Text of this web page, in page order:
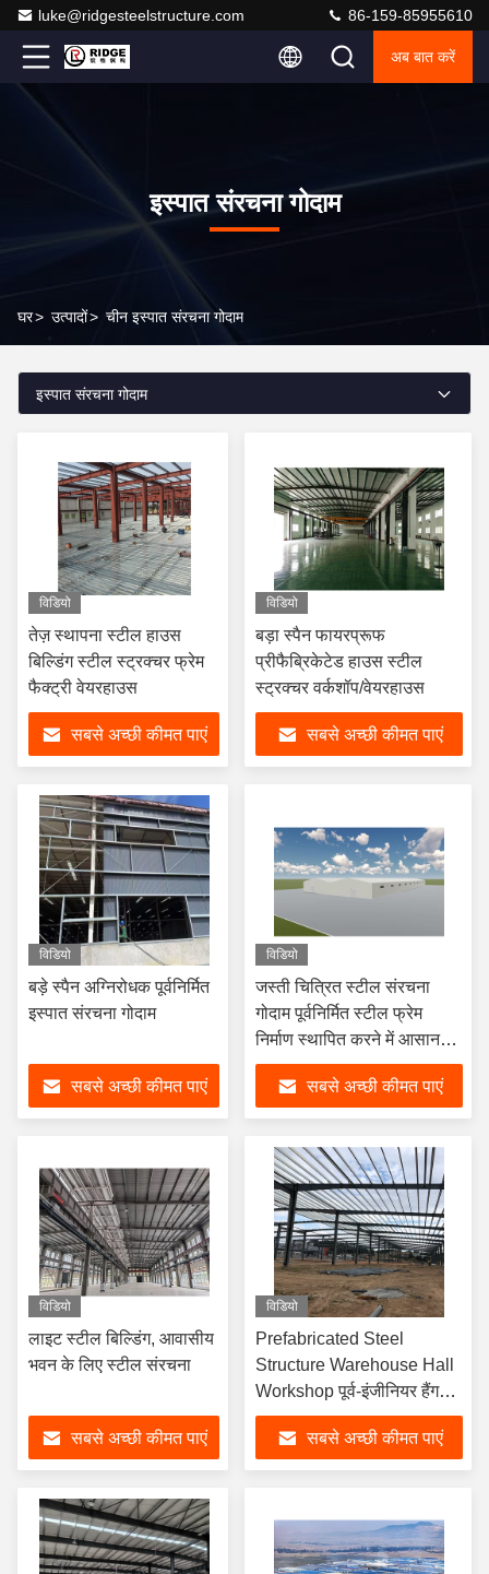
luke@ridgesteelstructure.com 86-159-85955610
अब बात करें
इस्पात संरचना गोदाम
घर> उत्पादों> चीन इस्पात संरचना गोदाम
इस्पात संरचना गोदाम
विडियो
तेज़ स्थापना स्टील हाउस
बिल्डिंग स्टील स्ट्रक्चर फ्रेम
फैक्ट्री वेयरहाउस
सबसे अच्छी कीमत पाएं
विडियो
बड़ा स्पैन फायरप्रूफ
प्रीफैब्रिकेटेड हाउस स्टील
स्ट्रक्चर वर्कशॉप/वेयरहाउस
सबसे अच्छी कीमत पाएं
विडियो
बड़े स्पैन अग्निरोधक पूर्वनिर्मित
इस्पात संरचना गोदाम
सबसे अच्छी कीमत पाएं
विडियो
जस्ती चित्रित स्टील संरचना
गोदाम पूर्वनिर्मित स्टील फ्रेम
निर्माण स्थापित करने में आसान
धातु शेड प्रीफैब स्टील हाउस
सबसे अच्छी कीमत पाएं
विडियो
लाइट स्टील बिल्डिंग, आवासीय
भवन के लिए स्टील संरचना
सबसे अच्छी कीमत पाएं
विडियो
Prefabricated Steel
Structure Warehouse Hall
Workshop पूर्व-इंजीनियर हैंगर
बिल्डिंग्स स्टील शेड निर्माण
सबसे अच्छी कीमत पाएं